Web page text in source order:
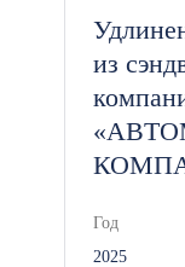
из
Год
2025